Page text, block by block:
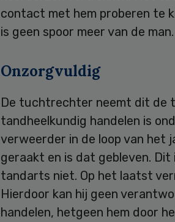
contact met hem proberen te
is geen spoor meer van de man.
Onzorgvuldig
De tuchtrechter neemt dit de
tandheelkundig handelen is
verweerder in de loop van het
geraakt en is dat gebleven.
tandarts niet. Op het laatst
Hierdoor kan hij geen
handelen, hetgeen hem door